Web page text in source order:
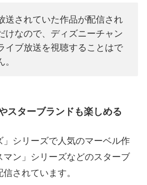
送されていた作品が配信され
けなので、ディズニーチャン
イブ放送を視聴することはで
スターブランドも楽しめる
」シリーズで人気のマーベル作
ン」シリーズなどのスターブ
されています。